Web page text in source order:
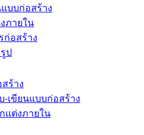
บบก่อสร้าง
ภายใน
ก่อสร้าง
ป
ร้าง
เขียนแบบก่อสร้าง
แต่งภายใน